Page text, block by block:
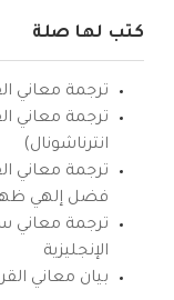
كتب لها صلة
ترجمة معاني
ترجمة معاني
انترناشونال)
ترجمة معاني
فضل إلهي
ترجمة معاني
الإنجليزية
بيان معاني